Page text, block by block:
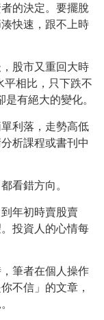
的決定。要擺脫
快速，跟不上時
股市又重回大時
相比，只下跌不
有絕大的變化。
利落，走勢高低
析課程或書刊中
看錯方向。
年初時賣股賣
投資人的心情每
筆者在個人操作
不信」的文章，